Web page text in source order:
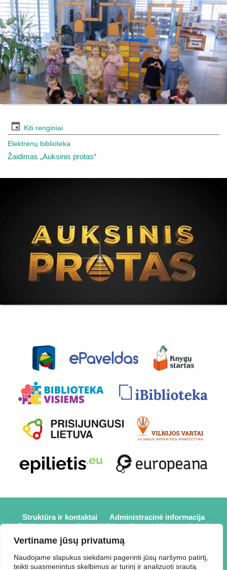
Vertiname jūsų privatumą
Naudojame slapukus siekdami pagerinti jūsų naršymo patirtį,
teikti suasmenintus skelbimus ar turinį ir analizuoti srautą.
Kiti renginiai
Elektrėnų biblioteka
Žaidimas „Auksinis protas“
Struktūra ir kontaktai
Administracinė informacija
Teisinė informacija
Veiklos sritys
Mūsų projektai
Karjera
Partneriai
Prisijungti